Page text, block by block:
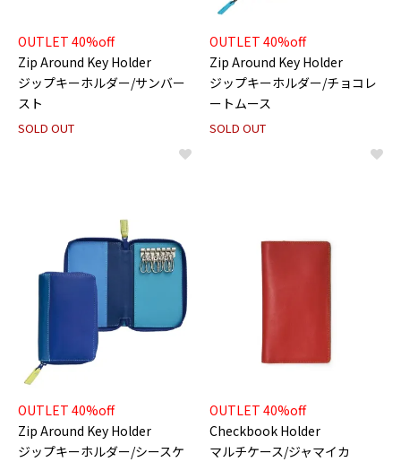
OUTLET 40%off
Zip Around Key Holder
ジップキーホルダー/サンバー
スト
SOLD OUT
OUTLET 40%off
Zip Around Key Holder
ジップキーホルダー/チョコレ
ートムース
SOLD OUT
OUTLET 40%off
Zip Around Key Holder
ジップキーホルダー/シースケ
OUTLET 40%off
Checkbook Holder
マルチケース/ジャマイカ